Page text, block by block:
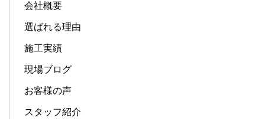
会社概要
選ばれる理由
施工実績
現場ブログ
お客様の声
スタッフ紹介